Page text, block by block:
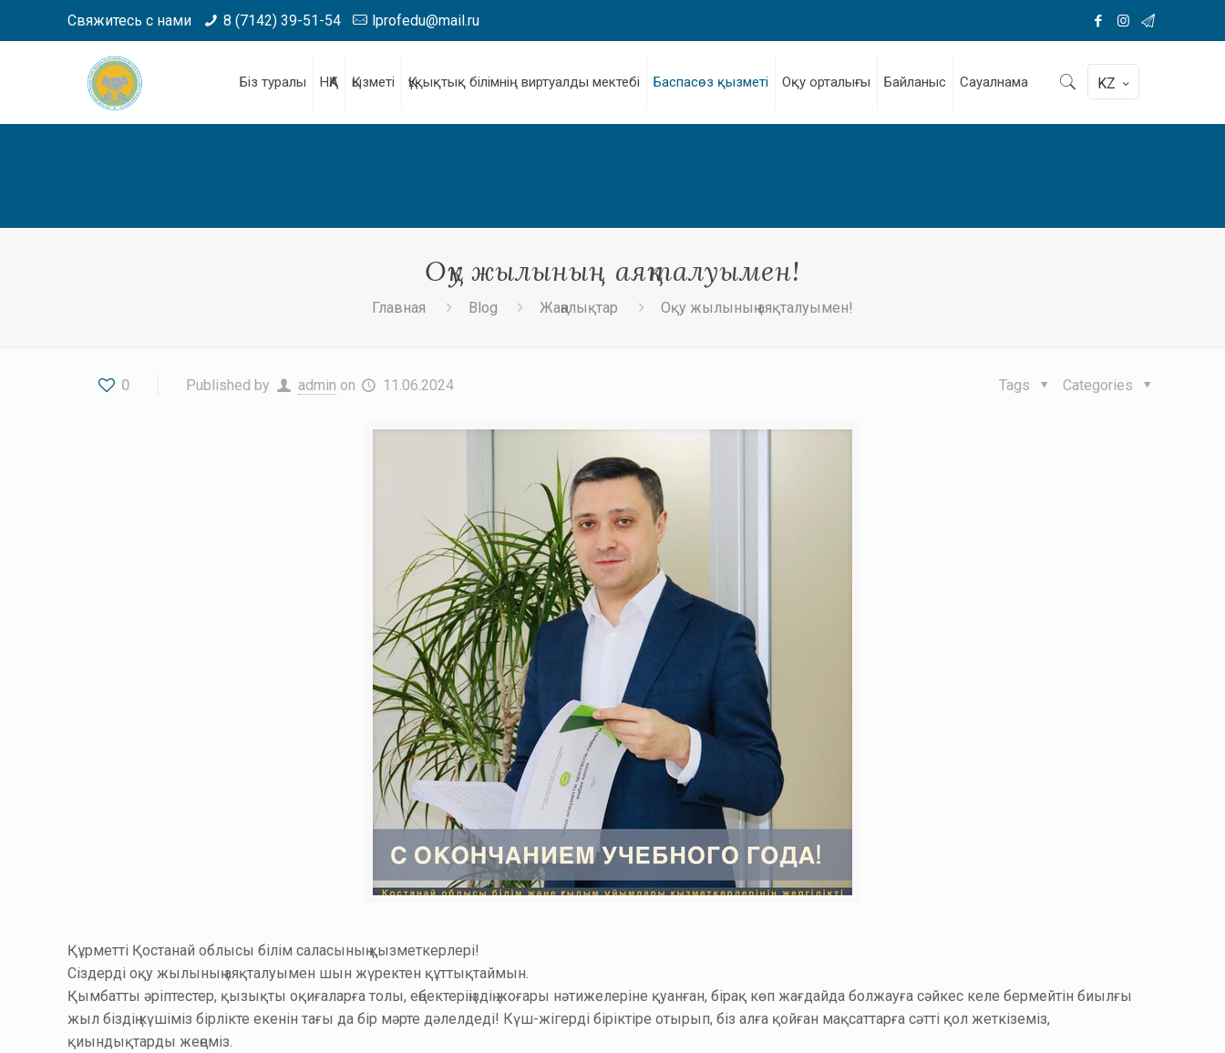
Свяжитесь с нами 8 (7142) 39-51-54 lprofedu@mail.ru
Біз туралы НҚА Қызметі Құқықтық білімнің виртуалды мектебі Баспасөз қызметі Оқу орталығы Байланыс Сауалнама KZ
Оқу жылының аяқталуымен!
Главная Blog Жаңалықтар Оқу жылының аяқталуымен!
0 Published by admin on 11.06.2024 Categories
Tags
Құрметті Қостанай облысы білім саласының қызметкерлері!
Сіздерді оқу жылының аяқталуымен шын жүректен құттықтаймын.
Қымбатты әріптестер, қызықты оқиғаларға толы, еңбектеріңіздің жоғары нәтижелеріне қуанған, бірақ көп жағдайда болжауға сәйкес келе бермейтін биылғы
жыл біздің күшіміз бірлікте екенін тағы да бір мәрте дәлелдеді! Күш-жігерді біріктіре отырып, біз алға қойған мақсаттарға сәтті қол жеткіземіз,
қиындықтарды жеңеміз.